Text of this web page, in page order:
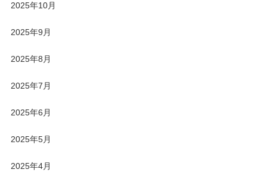
2025年10月
2025年9月
2025年8月
2025年7月
2025年6月
2025年5月
2025年4月